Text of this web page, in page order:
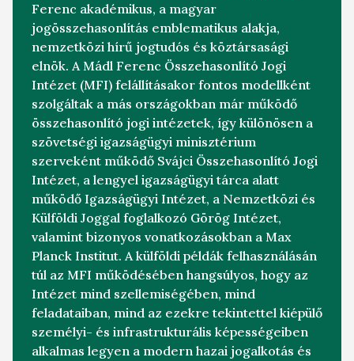
Ferenc akadémikus, a magyar
jogösszehasonlítás emblematikus alakja,
nemzetközi hírű jogtudós és köztársasági
elnök. A Mádl Ferenc Összehasonlító Jogi
Intézet (MFI) felállításakor fontos modellként
szolgáltak a más országokban már működő
összehasonlító jogi intézetek, így különösen a
szövetségi igazságügyi minisztérium
szerveként működő Svájci Összehasonlító Jogi
Intézet, a lengyel igazságügyi tárca alatt
működő Igazságügyi Intézet, a Nemzetközi és
Külföldi Joggal foglalkozó Görög Intézet,
valamint bizonyos vonatkozásokban a Max
Planck Institut. A külföldi példák felhasználásán
túl az MFI működésében hangsúlyos, hogy az
Intézet mind szellemiségében, mind
feladataiban, mind az ezekre tekintettel kiépülő
személyi- és infrastrukturális képességeiben
alkalmas legyen a modern hazai jogalkotás és